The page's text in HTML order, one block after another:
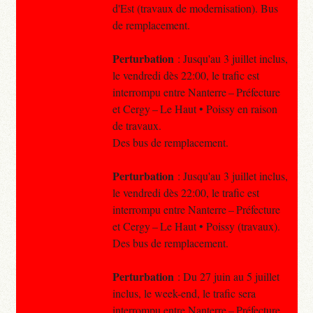
d'Est (travaux de modernisation). Bus
de remplacement.
Perturbation : Jusqu'au 3 juillet inclus,
le vendredi dès 22:00, le trafic est
interrompu entre Nanterre – Préfecture
et Cergy – Le Haut • Poissy en raison
de travaux.
Des bus de remplacement.
Perturbation : Jusqu'au 3 juillet inclus,
le vendredi dès 22:00, le trafic est
interrompu entre Nanterre – Préfecture
et Cergy – Le Haut • Poissy (travaux).
Des bus de remplacement.
Perturbation : Du 27 juin au 5 juillet
inclus, le week-end, le trafic sera
interrompu entre Nanterre – Préfecture